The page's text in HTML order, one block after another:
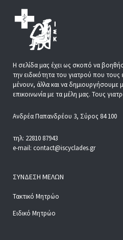
Η σελίδα μας έχει ως σκοπό να
την ειδικότητα του γιατρού που τους
μένουν, άλλα και να δημιουργήσουμε
επικοινωνία με τα μέλη μας. Τους
Ανδρέα Παπανδρέου 3, Σύρος 84 100
τηλ: 22810 87943
e-mail: contact@iscyclades.gr
ΣΎΝΔΕΣΗ ΜΕΛΏΝ
Τακτικό Μητρώο
Ειδικό Μητρώο